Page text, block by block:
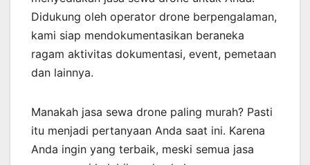
Didukung oleh operator drone berpengalaman,
kami siap mendokumentasikan beraneka
ragam aktivitas dokumentasi, event, pemetaan
dan lainnya.
Manakah jasa sewa drone paling murah? Pasti
itu menjadi pertanyaan Anda saat ini. Karena
Anda ingin yang terbaik, meski semua jasa